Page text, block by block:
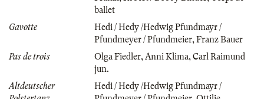
ballet
Gavotte
Hedi / Hedy /Hedwig Pfundmayr /
Pfundmeyer / Pfundmeier, Franz Bauer
Pas de trois
Olga Fiedler, Anni Klima, Carl Raimund
jun.
Altdeutscher
Hedi / Hedy /Hedwig Pfundmayr /